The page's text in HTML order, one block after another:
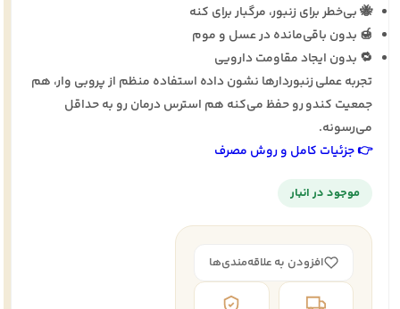
🐝 بی‌خطر برای زنبور، مرگبار برای کنه
🍯 بدون باقی‌مانده در عسل و موم
🔁 بدون ایجاد مقاومت دارویی
تجربه عملی زنبوردارها نشون داده استفاده منظم از پروبی وار، هم
جمعیت کندو رو حفظ می‌کنه هم استرس درمان رو به حداقل
می‌رسونه.
👉 جزئیات کامل و روش مصرف
موجود در انبار
افزودن به علاقه‌مندی‌ها